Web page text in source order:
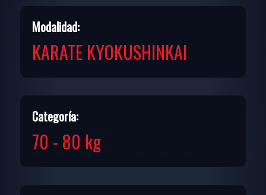
Modalidad:
KARATE KYOKUSHINKAI
Categoría:
70 - 80 kg